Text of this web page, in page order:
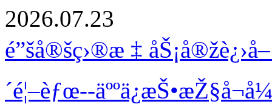
2026.07.23
é”šå®šç›®æ ‡ åŠ¡å®žè¿›å–
´é¦–èƒœ--